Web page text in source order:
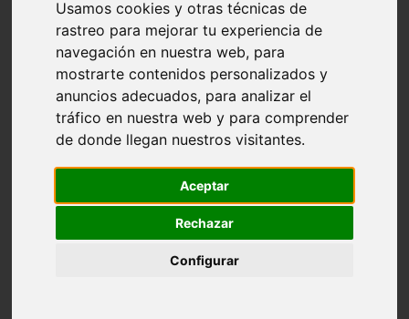
Usamos cookies y otras técnicas de
rastreo para mejorar tu experiencia de
navegación en nuestra web, para
mostrarte contenidos personalizados y
anuncios adecuados, para analizar el
tráfico en nuestra web y para comprender
de donde llegan nuestros visitantes.
Aceptar
Rechazar
Configurar
Madrid - pozuelo-de-alarcón
Teruel - sarrión
Cádiz - algodonales
Illes-balears - inca
Madrid - madrid
Málaga - torremolinos
Asturias - oviedo
Cádiz - el-puerto-de-santa-maría
Asturias - aller
Toledo - illescas
Zaragoza - zaragoza